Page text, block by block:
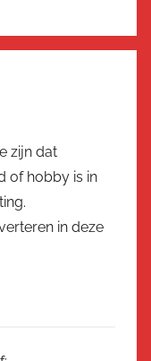
zijn dat
of hobby is in
in deze